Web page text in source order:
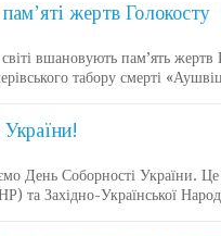
жертв Голокосту
вшановують пам’ять
табору смерті
День Соборності України. Це
та Західно-Української